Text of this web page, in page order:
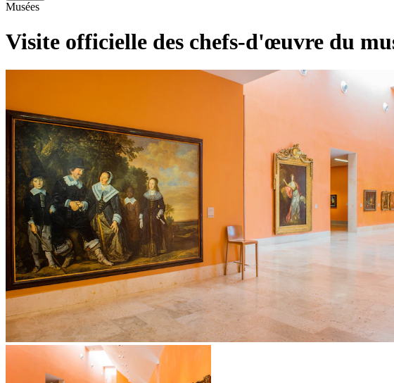
Musées
Visite officielle des chefs-d'œuvre du